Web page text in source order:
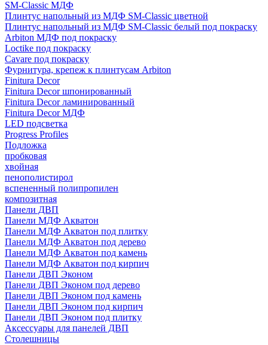
SM-Classic МДФ
Плинтус напольный из МДФ SM-Classic цветной
Плинтус напольный из МДФ SM-Classic белый под покраску
Arbiton МДФ под покраску
Loctike под покраску
Cavare под покраску
Фурнитура, крепеж к плинтусам Arbiton
Finitura Decor
Finitura Decor шпонированный
Finitura Decor ламинированный
Finitura Decor МДФ
LED подсветка
Progress Profiles
Подложка
пробковая
хвойная
пенополистирол
вспененный полипропилен
композитная
Панели ДВП
Панели МДФ Акватон
Панели МДФ Акватон под плитку
Панели МДФ Акватон под дерево
Панели МДФ Акватон под камень
Панели МДФ Акватон под кирпич
Панели ДВП Эконом
Панели ДВП Эконом под дерево
Панели ДВП Эконом под камень
Панели ДВП Эконом под кирпич
Панели ДВП Эконом под плитку
Аксессуары для панелей ДВП
Столешницы